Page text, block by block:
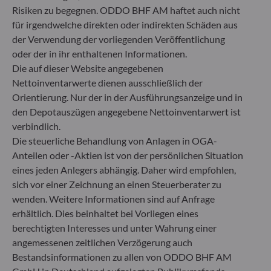
ODDO BHF Asset Management GmbH
Herzogstraße 15
40217 Düsseldorf
Deutschland
+49 (0) 211 239 24 01
Gallusanlage 8
60329 Frankfurt am Main
Deutschland
+49 (0) 69 920 50 0
Von der Bundesanstalt für Finanzdienstleistungsaufsicht
(„BaFin“) zugelassene und beaufsichtigte
Fondsverwaltungsgesellschaft
Handelsregister : HRB 11971 Amtsgericht Düsseldorf
ODDO BHF Asset Management LUX
6, rue Gabriel Lippmann
L-5365 Munsbach
Risiken zu begegnen. ODDO BHF AM haftet auch nicht
für irgendwelche direkten oder indirekten Schäden aus
der Verwendung der vorliegenden Veröffentlichung
oder der in ihr enthaltenen Informationen.
Die auf dieser Website angegebenen
Nettoinventarwerte dienen ausschließlich der
Orientierung. Nur der in der Ausführungsanzeige und in
den Depotauszügen angegebene Nettoinventarwert ist
verbindlich.
Die steuerliche Behandlung von Anlagen in OGA-
Anteilen oder -Aktien ist von der persönlichen Situation
eines jeden Anlegers abhängig. Daher wird empfohlen,
sich vor einer Zeichnung an einen Steuerberater zu
wenden. Weitere Informationen sind auf Anfrage
erhältlich. Dies beinhaltet bei Vorliegen eines
berechtigten Interesses und unter Wahrung einer
angemessenen zeitlichen Verzögerung auch
Bestandsinformationen zu allen von ODDO BHF AM